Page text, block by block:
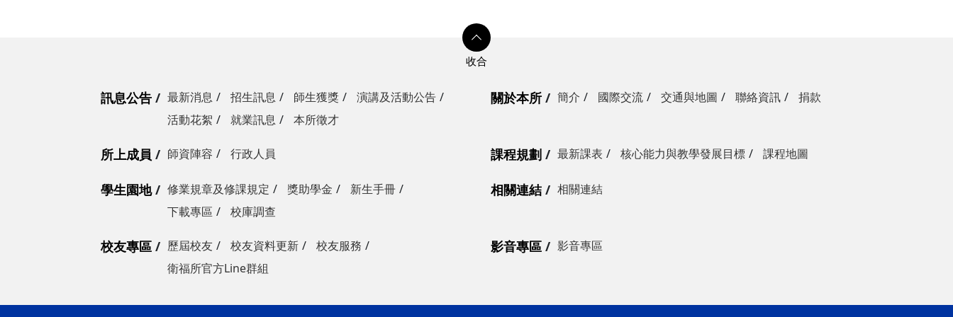
訊息公告 最新消息 招生訊息 師生獲獎
演講及活動公告
活動花絮
就業訊息 本所徵才
關於本所 簡介 國際交流 交通與地圖 聯絡資訊 捐款
所上成員 師資陣容 行政人員 課程規劃 最新課表 核心能力與教學發展目標 課程地圖
學生園地 修業規章及修課規定 獎助學金
新生手冊
下載專區
校庫調查
相關連結 相關連結
校友專區 歷屆校友 校友資料更新
校友服務
衛福所官方Line群組
影音專區 影音專區